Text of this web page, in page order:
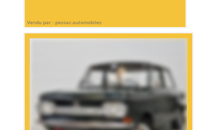
Vendu par : pessac-automobiles